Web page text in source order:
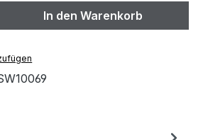
Gib den
In den Warenkorb